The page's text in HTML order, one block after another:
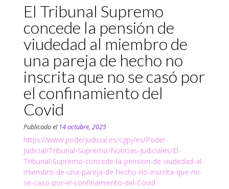
El Tribunal Supremo
concede la pensión de
viudedad al miembro de
una pareja de hecho no
inscrita que no se casó por
el confinamiento del
Covid
Publicado el 14 octubre, 2025
https://www.poderjudicial.es/cgpj/es/Poder-
Judicial/Tribunal-Supremo/Noticias-Judiciales/El-
Tribunal-Supremo-concede-la-pension-de-viudedad-al-
miembro-de-una-pareja-de-hecho-no-inscrita-que-no-
se-caso-por-el-confinamiento-del-Covid